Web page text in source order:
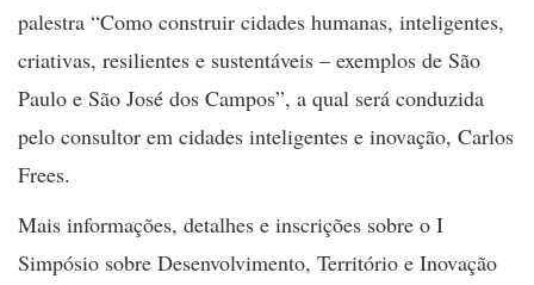
palestra “Como construir cidades humanas, inteligentes,
criativas, resilientes e sustentáveis – exemplos de São
Paulo e São José dos Campos”, a qual será conduzida
pelo consultor em cidades inteligentes e inovação, Carlos
Frees.
Mais informações, detalhes e inscrições sobre o I
Simpósio sobre Desenvolvimento, Território e Inovação